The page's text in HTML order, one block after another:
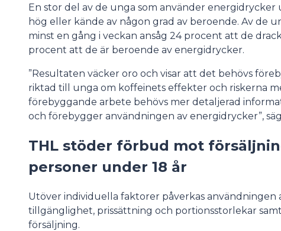
En stor del av de unga som använder
hög eller kände av någon grad av beroende. Av de
minst en gång i veckan ansåg 24 procent att de
procent att de är beroende av energidrycker.
”Resultaten väcker oro och visar att det behövs
riktad till unga om koffeinets effekter och riskerna
förebyggande arbete behövs mer detaljerad
och förebygger användningen av energidrycker”,
THL stöder förbud mot
personer under 18 år
Utöver individuella faktorer påverkas
tillgänglighet, prissättning och portionsstorlekar
försäljning.